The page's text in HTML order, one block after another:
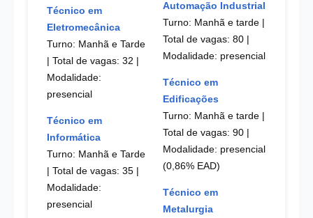
Técnico em
Eletromecânica
Turno: Manhã e Tarde
| Total de vagas: 32
Modalidade:
presencial
Técnico em
Informática
Turno: Manhã e Tarde
| Total de vagas: 35
Modalidade:
presencial
Automação Industrial
Turno: Manhã e tarde |
Total de vagas: 80
Modalidade: presencial
Técnico em
Edificações
Turno: Manhã e tarde |
Total de vagas: 90
Modalidade: presencial
(0,86% EAD)
Técnico em
Metalurgia